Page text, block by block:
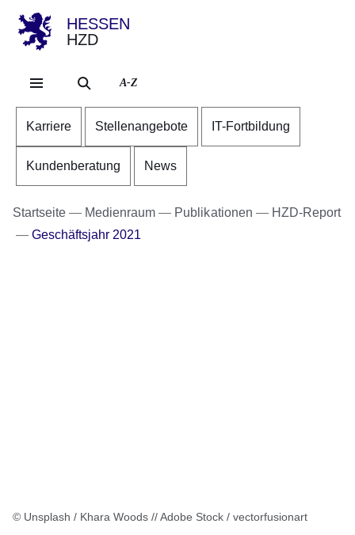
HESSEN
HZD
A-Z
Karriere Stellenangebote IT-Fortbildung
Kundenberatung News
Startseite Medienraum Publikationen
HZD-Report
Geschäftsjahr 2021
© Unsplash / Khara Woods // Adobe Stock / vectorfusionart